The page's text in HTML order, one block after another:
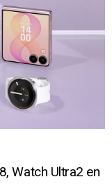
Watch Ultra2 en